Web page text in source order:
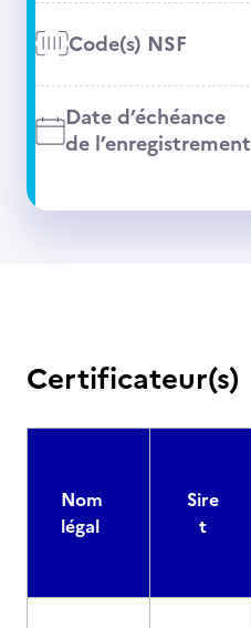
Code(s) NSF
Date d’échéance
de l’enregistrement
Certificateur(s)
Nom
légal
Sire
t